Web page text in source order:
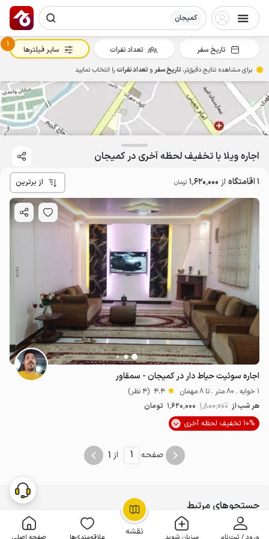
کمیجان
نقشه
OpenStreetMap
اجاره ویلا با تخفیف لحظه آخری در کمیجان
1 اقامتگاه از 1٬620٬000 تومان از برترین
اجاره سوئیت حیاط دار در کمیجان - سمقاور
1 خوابه . 80 متر . تا 8 مهمان 4.4 (4 نظر)
هر شب از 1٬800٬000 1٬620٬000 تومان
10% تخفیف لحظه آخری
صفحه 1 از 1
جستجوهای مرتبط
اجاره ویلا و سوئیت 23814
تاریخ سفر تعداد نفرات
1
سایر فیلترها
برای مشاهده نتایج دقیق‌تر، تاریخ سفرو تعداد نفراترا انتخاب نمایید